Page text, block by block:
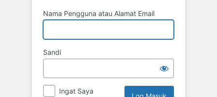
Nama Pengguna atau Alamat Email
Sandi
Ingat Saya